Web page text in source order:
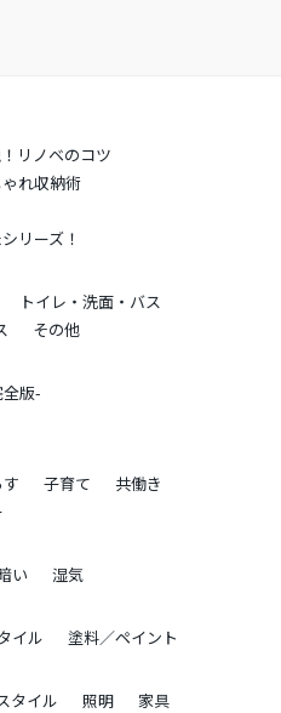
リノベのコツ
れ収納術
リーズ！
トイレ・洗面・バス
その他
版-
子育て
共働き
い
湿気
イル
塗料／ペイント
タイル 照明
家具